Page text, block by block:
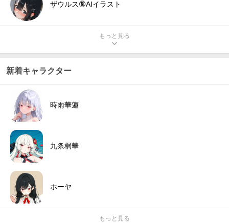
ザウルス🔞AIイラスト
もっと見る
新着キャラクター
時雨華蓮
九条桐華
ホーヤ
もっと見る